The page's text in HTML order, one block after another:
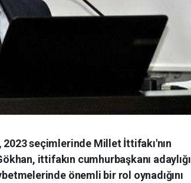
2023 seçimlerinde Millet İttifakı'nın
ittifakın cumhurbaşkanı adaylığı
önemli bir rol oynadığını